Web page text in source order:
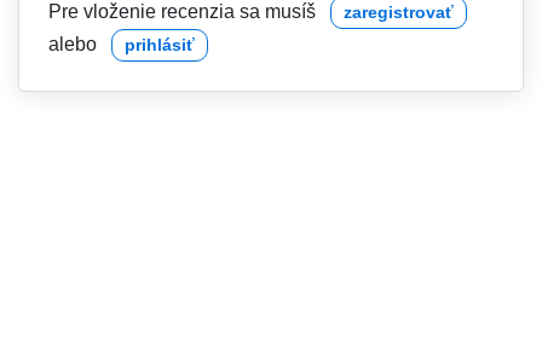
Pre vloženie recenzia sa musíš zaregistrovať
alebo prihlásiť